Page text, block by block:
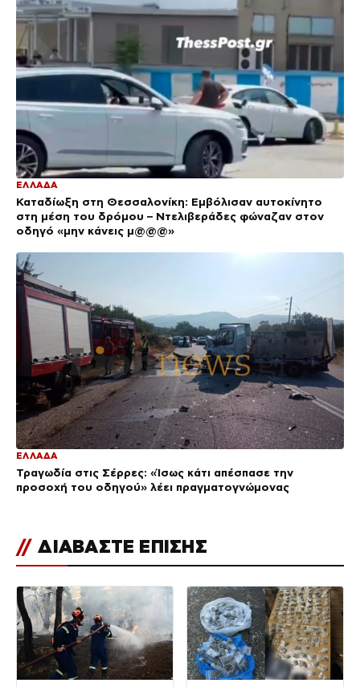
ΕΛΛΑΔΑ
Καταδίωξη στη Θεσσαλονίκη: Εμβόλισαν αυτοκίνητο
στη μέση του δρόμου – Ντελιβεράδες φώναζαν στον
οδηγό «μην κάνεις μ@@@»
ΕΛΛΑΔΑ
Τραγωδία στις Σέρρες: «Ίσως κάτι απέσπασε την
προσοχή του οδηγού» λέει πραγματογνώμονας
// ΔΙΑΒΑΣΤΕ ΕΠΙΣΗΣ